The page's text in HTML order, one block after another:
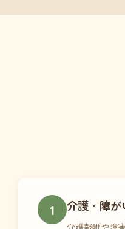
1 介護・障
介護報酬や障